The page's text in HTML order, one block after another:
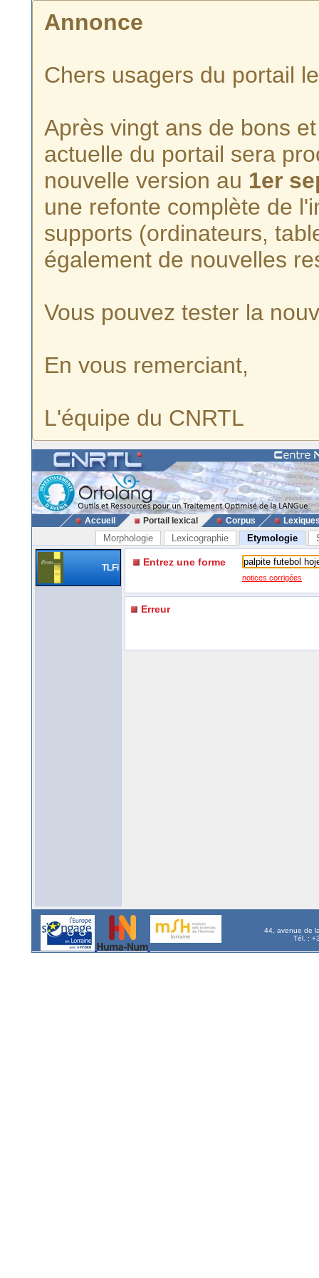
Annonce
Chers usagers du portail
Après vingt ans de bons
actuelle du portail sera
nouvelle version au 1er
une refonte complète de
supports (ordinateurs,
également de nouvelles
Vous pouvez tester la
En vous remerciant,
L'équipe du CNRTL
Accueil Portail lexical Corpus
Morphologie Lexicographie Etymologie
TLFi Entrez une forme
notices corrigées
Erreur
44, avenue de
Tél. :